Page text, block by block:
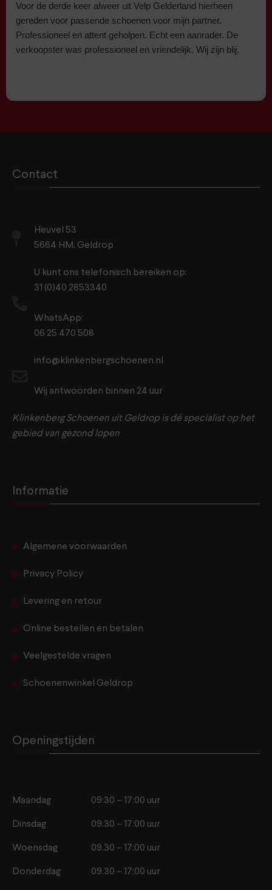
Voor de derde keer alweer uit Velp Gelderland hierheen
gereden voor passende schoenen voor mijn partner.
Professioneel en attent geholpen. Echt een aanrader. De
verkoopster was professioneel en vriendelijk. Wij zijn blij.
Contact
Heuvel 53
5664 HM, Geldrop
U kunt ons telefonisch bereiken op:
31 (0)40 2853340
WhatsApp:
06 25 470 508
info@klinkenbergschoenen.nl
Wij antwoorden binnen 24 uur
Klinkenberg Schoenen uit Geldrop is dé specialist op het
gebied van gezond lopen
Informatie
Algemene voorwaarden
Privacy Policy
Levering en retour
Online bestellen en betalen
Veelgestelde vragen
Schoenenwinkel Geldrop
Openingstijden
Maandag 09:30 – 17:00 uur
Dinsdag 09.30 – 17:00 uur
Woensdag 09.30 – 17:00 uur
Donderdag 09.30 – 17:00 uur